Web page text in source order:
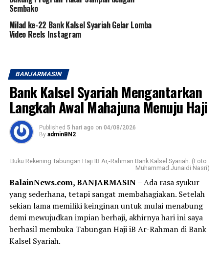
Sembako
Milad ke-22 Bank Kalsel Syariah Gelar Lomba
Video Reels Instagram
BANJARMASIN
Bank Kalsel Syariah Mengantarkan
Langkah Awal Mahajuna Menuju Haji
Published 5 hari ago on 04/08/2026
By adminBN2
Buku Rekening Tabungan Haji IB Ar,-Rahman Bank Kalsel Syariah. (Foto :
Muhammad Junaidi Nasri)
BalainNews.com, BANJARMASIN– Ada rasa syukur
yang sederhana, tetapi sangat membahagiakan. Setelah
sekian lama memiliki keinginan untuk mulai menabung
demi mewujudkan impian berhaji, akhirnya hari ini saya
berhasil membuka Tabungan Haji iB Ar-Rahman di Bank
Kalsel Syariah.